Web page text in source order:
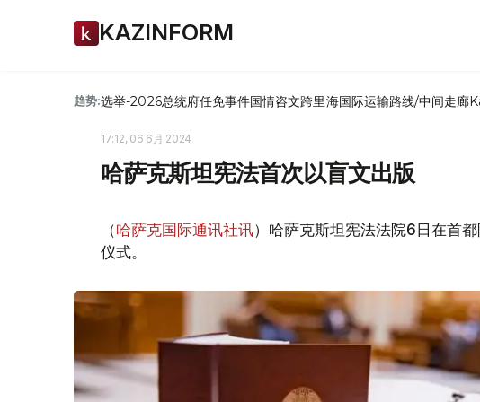
KAZINFORM
趋势:选举-2026总统府任免事件国情咨文跨里海国际运输路线/中间走廊
17:12, 06 6月 2024
哈萨克斯坦宪法首次以盲文出版
（哈萨克国际通讯社讯）哈萨克斯坦宪法法院6日在首
仪式。